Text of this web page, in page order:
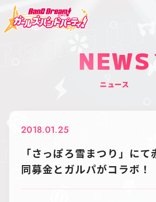
NEWS
ニュース
2018.01.25
「さっぽろ雪まつり」にて
同募金とガルパがコラボ！